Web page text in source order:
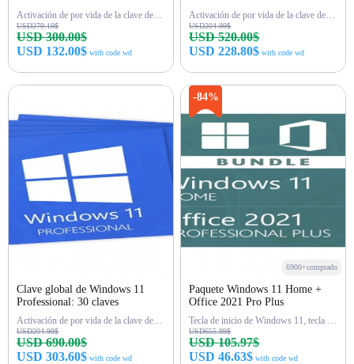
Activación de por vida de la clave de Win 11 Pro
USD279.19$
USD 300.00$
USD 132.00$ with code wd
Activación de por vida de la clave de Win 11 Pro
USD204.99$
USD 520.00$
USD 228.80$ with code wd
Clave global de Windows 11
Professional: 30 claves
Activación de por vida de la clave de Win 11 Pro
USD204.99$
USD 690.00$
USD 303.60$ with code wd
-84%
6900+comprado
Paquete Windows 11 Home +
Office 2021 Pro Plus
Tecla de inicio de Windows 11, tecla de Office 2021 Pro
USD655.89$
USD 105.97$
USD 46.63$ with code wd